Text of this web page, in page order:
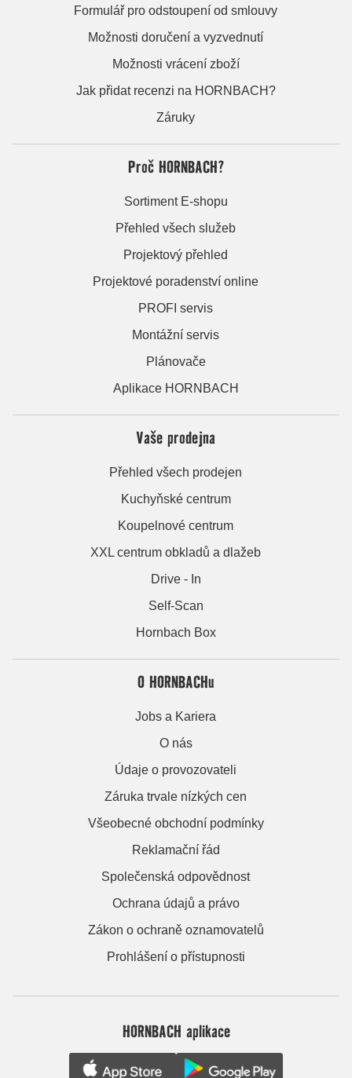
Formulář pro odstoupení od smlouvy
Možnosti doručení a vyzvednutí
Možnosti vrácení zboží
Jak přidat recenzi na HORNBACH?
Záruky
Proč HORNBACH?
Sortiment E-shopu
Přehled všech služeb
Projektový přehled
Projektové poradenství online
PROFI servis
Montážní servis
Plánovače
Aplikace HORNBACH
Vaše prodejna
Přehled všech prodejen
Kuchyňské centrum
Koupelnové centrum
XXL centrum obkladů a dlažeb
Drive - In
Self-Scan
Hornbach Box
O HORNBACHu
Jobs a Kariera
O nás
Údaje o provozovateli
Záruka trvale nízkých cen
Všeobecné obchodní podmínky
Reklamační řád
Společenská odpovědnost
Ochrana údajů a právo
Zákon o ochraně oznamovatelů
Prohlášení o přístupnosti
HORNBACH aplikace